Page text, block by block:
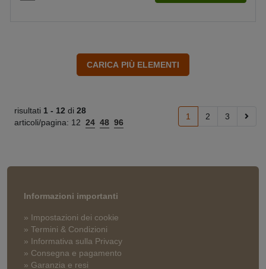
risultati 1 - 12 di 28
articoli/pagina: 12 24 48 96
1 2 3
Informazioni importanti
» Impostazioni dei cookie
» Termini & Condizioni
» Informativa sulla Privacy
» Consegna e pagamento
» Garanzia e resi